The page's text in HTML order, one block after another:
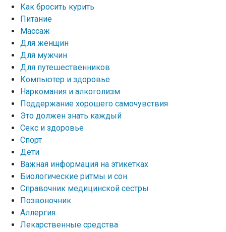
Как бросить курить
Питание
Массаж
Для женщин
Для мужчин
Для путешественников
Компьютер и здоровье
Наркомания и алкоголизм
Поддержание хорошего самочувствия
Это должен знать каждый
Секс и здоровье
Спорт
Дети
Важная информация на этикетках
Биологические ритмы и сон
Справочник медицинской сестры
Позвоночник
Аллергия
Лекарственные средства